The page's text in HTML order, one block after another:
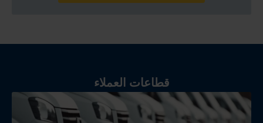
قطاعات العملاء